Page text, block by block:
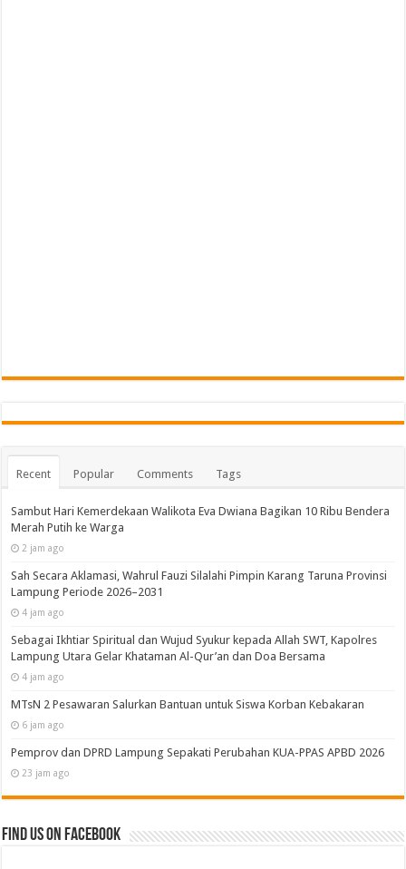
Recent Popular Comments Tags
Sambut Hari Kemerdekaan Walikota Eva Dwiana Bagikan 10 Ribu Bendera
Merah Putih ke Warga
2 jam ago
Sah Secara Aklamasi, Wahrul Fauzi Silalahi Pimpin Karang Taruna Provinsi
Lampung Periode 2026–2031
4 jam ago
Sebagai Ikhtiar Spiritual dan Wujud Syukur kepada Allah SWT, Kapolres
Lampung Utara Gelar Khataman Al-Qur’an dan Doa Bersama
4 jam ago
MTsN 2 Pesawaran Salurkan Bantuan untuk Siswa Korban Kebakaran
6 jam ago
Pemprov dan DPRD Lampung Sepakati Perubahan KUA-PPAS APBD 2026
23 jam ago
Find us on Facebook